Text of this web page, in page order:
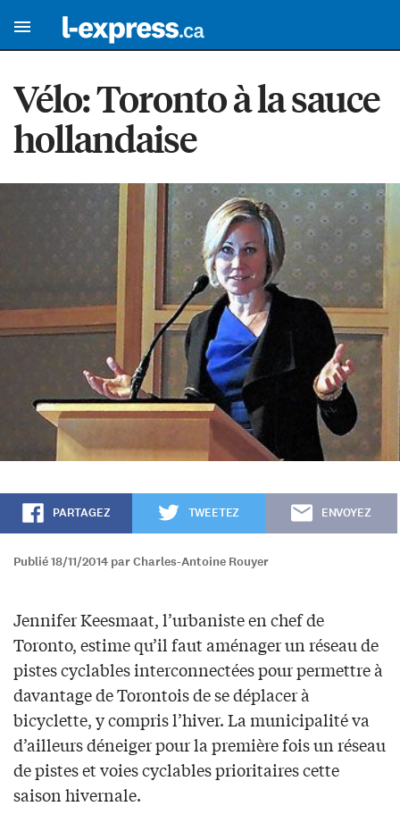
Vélo: Toronto à la sauce
hollandaise
PARTAGEZ TWEETEZ ENVOYEZ
Publié 18/11/2014 par Charles-Antoine Rouyer
Jennifer Keesmaat, l’urbaniste en chef de
Toronto, estime qu’il faut aménager un réseau de
pistes cyclables interconnectées pour permettre à
davantage de Torontois de se déplacer à
bicyclette, y compris l’hiver. La municipalité va
d’ailleurs déneiger pour la première fois un réseau
de pistes et voies cyclables prioritaires cette
saison hivernale.